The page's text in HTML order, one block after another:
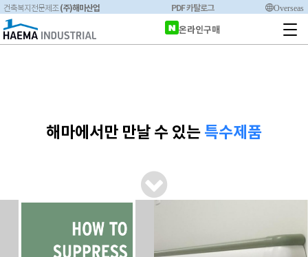
건축복지전문제조(주)해마산업 PDF 카탈로그 Overseas
온라인구매
해마에서만 만날 수 있는 특수제품